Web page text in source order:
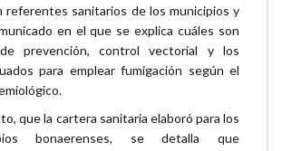
referentes sanitarios de los municipios y
en el que se explica cuáles son
prevención, control vectorial y los
para emplear fumigación según el
que la cartera sanitaria elaboró para los
bonaerenses, se detalla que